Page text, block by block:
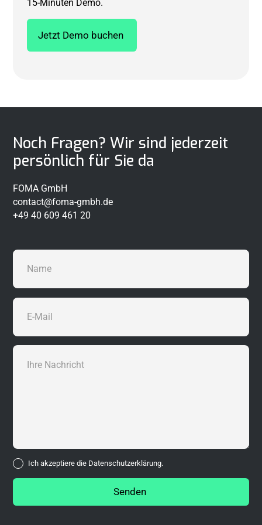
15-Minuten Demo.
Jetzt Demo buchen
Noch Fragen? Wir sind jederzeit
persönlich für Sie da
FOMA GmbH
contact@foma-gmbh.de
+49 40 609 461 20
Ich akzeptiere die Datenschutzerklärung.